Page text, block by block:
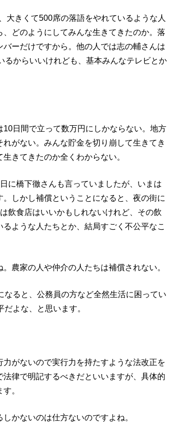
大きくて500席の落語をやれているような人
どのようにしてみんな生きてきたのか。落
ーだけですから。他の人では志の輔さんは
るからいいけれども、基本みんなテレビとか
日間で立って数万円にしかならない。地方
がない。みんな貯金を切り崩して生きてき
きてきたのか全くわからない。
に橋下徹さんも言っていましたが、いまは
しかし補償ということになると、夜の街に
飲食店はいいかもしれないけれど、その飲
ような人たちとか、結局すごく不公平なこ
農家の人や仲介の人たちは補償されない。
ると、公務員の方など全然生活に困ってい
よな、と思います。
がないので実行力を持たすような法改正を
律で明記するべきだといいますが、具体的
。
かないのは仕方ないのですよね。